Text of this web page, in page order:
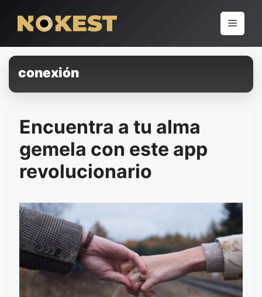
conteúdo
Menu
conexión
Encuentra a tu alma
gemela con este app
revolucionario